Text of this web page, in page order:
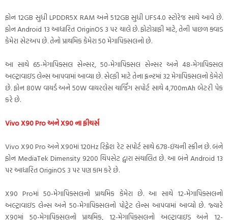
ફોન 12GB સુધી LPDDR5X RAM અને 512GB સુધી UFS4.0 સ્ટોરેજ સાથે આવે છે.
ફોન Android 13 આધારિત OriginOS 3 પર ચાલે છે. ફોટોગ્રાફી માટે, તેની પાછળ ક્વાડ
કેમેરા સેટઅપ છે. તેનો પ્રાથમિક કેમેરા 50 મેગાપિક્સલનો છે.
આ સાથે 65-મેગાપિક્સલ સેન્સર, 50-મેગાપિક્સલ સેન્સર અને 48-મેગાપિક્સલ
અલ્ટ્રાવાઇડ લેન્સ આપવામાં આવ્યા છે. સેલ્ફી માટે તેના ફ્રન્ટમાં 32 મેગાપિક્સલનો કેમેરો
છે. ફોન 80W વાયર્ડ અને 50W વાયરલેસ ચાર્જિંગ સપોર્ટ સાથે 4,700mAh બેટરી પેક
કરે છે.
Vivo X90 Pro અને X90 ના ફીચર્સ
Vivo X90 Pro અને X90માં 120Hz રિફ્રેશ રેટ સપોર્ટ સાથે 6.78-ઇંચની સ્ક્રીન છે. બંને
ફોન MediaTek Dimensity 9200 ચિપસેટ દ્વારા સંચાલિત છે. આ બંને Android 13
પર આધારિત OriginOS 3 પર પણ કામ કરે છે.
X90 Proમાં 50-મેગાપિક્સલનો પ્રાથમિક કેમેરા છે. આ સાથે 12-મેગાપિક્સલનો
અલ્ટ્રાવાઇડ લેન્સ અને 50-મેગાપિક્સલનો પોટ્રેટ લેન્સ આપવામાં આવ્યો છે. જ્યારે
X90માં 50-મેગાપિક્સલનો પ્રાથમિક, 12-મેગાપિક્સલનો અલ્ટ્રાવાઇડ અને 12-